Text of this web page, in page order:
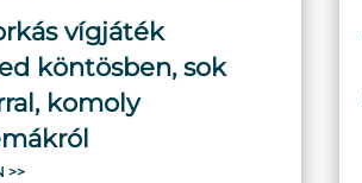
vígjáték
köntösben, sok
komoly
>>